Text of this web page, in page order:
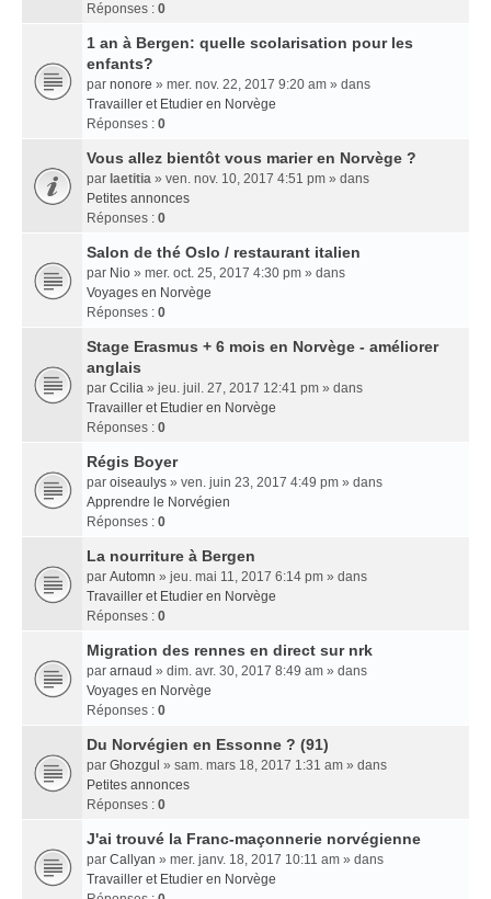
Réponses : 0
1 an à Bergen: quelle scolarisation pour les
enfants?
par nonore » mer. nov. 22, 2017 9:20 am » dans
Travailler et Etudier en Norvège
Réponses : 0
Vous allez bientôt vous marier en Norvège ?
par laetitia » ven. nov. 10, 2017 4:51 pm » dans
Petites annonces
Réponses : 0
Salon de thé Oslo / restaurant italien
par Nio » mer. oct. 25, 2017 4:30 pm » dans
Voyages en Norvège
Réponses : 0
Stage Erasmus + 6 mois en Norvège - améliorer
anglais
par Ccilia » jeu. juil. 27, 2017 12:41 pm » dans
Travailler et Etudier en Norvège
Réponses : 0
Régis Boyer
par oiseaulys » ven. juin 23, 2017 4:49 pm » dans
Apprendre le Norvégien
Réponses : 0
La nourriture à Bergen
par Automn » jeu. mai 11, 2017 6:14 pm » dans
Travailler et Etudier en Norvège
Réponses : 0
Migration des rennes en direct sur nrk
par arnaud » dim. avr. 30, 2017 8:49 am » dans
Voyages en Norvège
Réponses : 0
Du Norvégien en Essonne ? (91)
par Ghozgul » sam. mars 18, 2017 1:31 am » dans
Petites annonces
Réponses : 0
J'ai trouvé la Franc-maçonnerie norvégienne
par Callyan » mer. janv. 18, 2017 10:11 am » dans
Travailler et Etudier en Norvège